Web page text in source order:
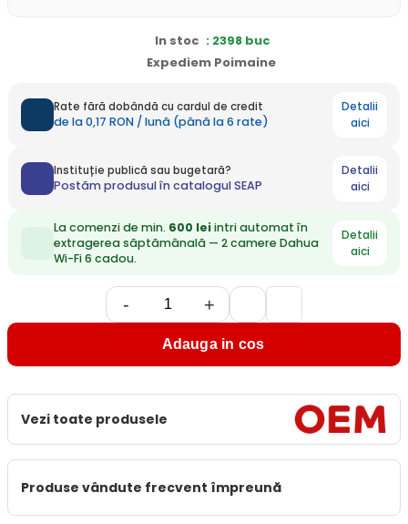
In stoc : 2398 buc
Expediem Poimaine
Rate fără dobândă cu cardul de credit
de la 0,17 RON / lună (până la 6 rate)
Detalii
aici
Instituție publică sau bugetară?
Postăm produsul în catalogul SEAP
Detalii
aici
La comenzi de min. 600 leiintri automat în
extragerea săptămânală — 2 camere Dahua
Wi-Fi 6 cadou.
Detalii
aici
- +
Adauga in cos
Vezi toate produsele
Produse vândute frecvent împreună